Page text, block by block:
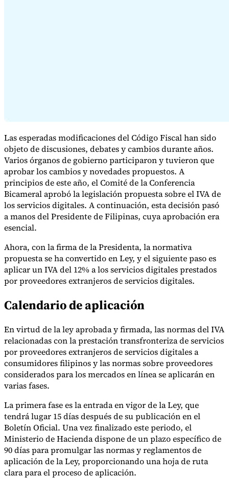
Herramientas
Calculadora de VATCalculadora de GSTCalculadora del impuesto
sobre las ventasVerificador de número de VATRastreador de
Expertos
Nuestros autoresConviértase en colaborador Elija un experto
Las esperadas modificaciones del Código Fiscal han sido
objeto de discusiones, debates y cambios durante años.
Varios órganos de gobierno participaron y tuvieron que
aprobar los cambios y novedades propuestos. A
principios de este año, el Comité de la Conferencia
Bicameral aprobó la legislación propuesta sobre el IVA de
los servicios digitales. A continuación, esta decisión pasó
a manos del Presidente de Filipinas, cuya aprobación era
esencial.
Ahora, con la firma de la Presidenta, la normativa
propuesta se ha convertido en Ley, y el siguiente paso es
aplicar un IVA del 12% a los servicios digitales prestados
por proveedores extranjeros de servicios digitales.
Calendario de aplicación
En virtud de la ley aprobada y firmada, las normas del IVA
relacionadas con la prestación transfronteriza de servicios
por proveedores extranjeros de servicios digitales a
consumidores filipinos y las normas sobre proveedores
considerados para los mercados en línea se aplicarán en
varias fases.
La primera fase es la entrada en vigor de la Ley, que
tendrá lugar 15 días después de su publicación en el
Boletín Oficial. Una vez finalizado este periodo, el
Ministerio de Hacienda dispone de un plazo específico de
90 días para promulgar las normas y reglamentos de
aplicación de la Ley, proporcionando una hoja de ruta
clara para el proceso de aplicación.